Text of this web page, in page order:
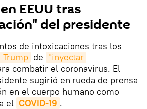
EEUU tras
del presidente
de intoxicaciones tras los
Trump de "inyectar
combatir el coronavirus. El
sugirió en rueda de prensa
en el cuerpo humano como
el COVID-19 .